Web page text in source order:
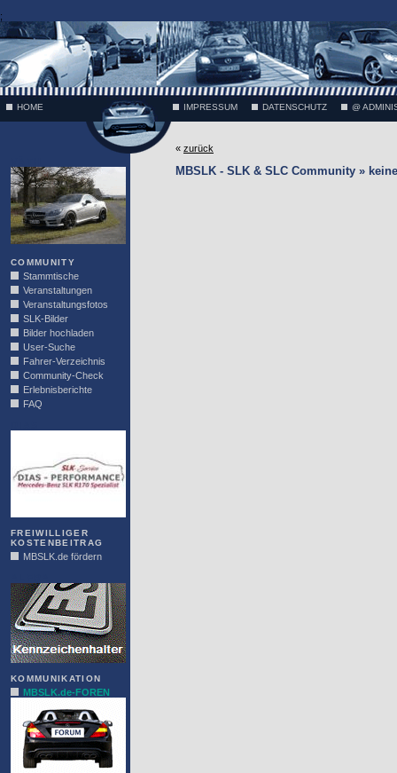
;
HOME IMPRESSUM DATENSCHUTZ @
COMMUNITY
Stammtische
Veranstaltungen
Veranstaltungsfotos
SLK-Bilder
Bilder hochladen
User-Suche
Fahrer-Verzeichnis
Community-Check
Erlebnisberichte
FAQ
FREIWILLIGER
KOSTENBEITRAG
MBSLK.de fördern
KOMMUNIKATION
MBSLK.de-FOREN
« zurück
MBSLK - SLK & SLC Community »